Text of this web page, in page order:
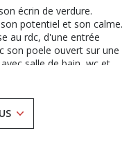
écrin de verdure.
potentiel et son calme.
au rdc, d'une entrée
son poele ouvert sur une
salle de bain, wc et
wc.
faite pour vous !